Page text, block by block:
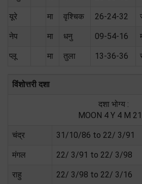
यूरे मा वृश्चिक 26-24-32
नेप मा धनु 09-54-16
प्लू मा तुला 13-36-36
विंशोत्तरी दशा
दशा भोग्य :
MOON 4 Y 4 M
चंद्र 31/10/86 to 22/ 3/91
मंगल 22/ 3/91 to 22/ 3/98
राहु 22/ 3/98 to 22/ 3/16